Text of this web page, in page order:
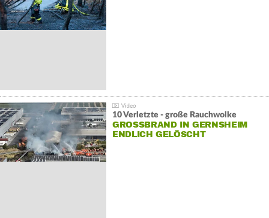
10 Verletzte - große Rauchwolke
GROSSBRAND IN GERNSHEIM E
NDLICH GELÖSCHT